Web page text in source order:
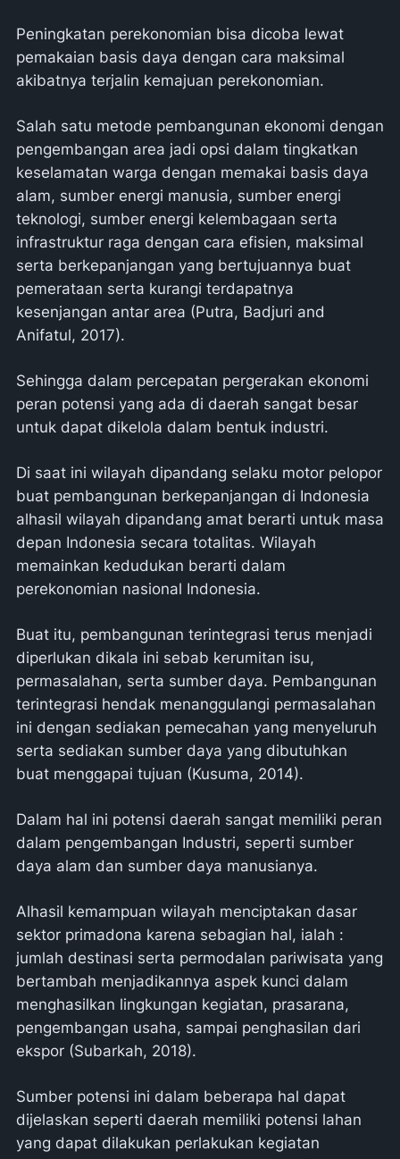
Peningkatan perekonomian bisa dicoba lewat
pemakaian basis daya dengan cara maksimal
akibatnya terjalin kemajuan perekonomian.
Salah satu metode pembangunan ekonomi dengan
pengembangan area jadi opsi dalam tingkatkan
keselamatan warga dengan memakai basis daya
alam, sumber energi manusia, sumber energi
teknologi, sumber energi kelembagaan serta
infrastruktur raga dengan cara efisien, maksimal
serta berkepanjangan yang bertujuannya buat
pemerataan serta kurangi terdapatnya
kesenjangan antar area (Putra, Badjuri and
Anifatul, 2017).
Sehingga dalam percepatan pergerakan ekonomi
peran potensi yang ada di daerah sangat besar
untuk dapat dikelola dalam bentuk industri.
Di saat ini wilayah dipandang selaku motor pelopor
buat pembangunan berkepanjangan di Indonesia
alhasil wilayah dipandang amat berarti untuk masa
depan Indonesia secara totalitas. Wilayah
memainkan kedudukan berarti dalam
perekonomian nasional Indonesia.
Buat itu, pembangunan terintegrasi terus menjadi
diperlukan dikala ini sebab kerumitan isu,
permasalahan, serta sumber daya. Pembangunan
terintegrasi hendak menanggulangi permasalahan
ini dengan sediakan pemecahan yang menyeluruh
serta sediakan sumber daya yang dibutuhkan
buat menggapai tujuan (Kusuma, 2014).
Dalam hal ini potensi daerah sangat memiliki peran
dalam pengembangan Industri, seperti sumber
daya alam dan sumber daya manusianya.
Alhasil kemampuan wilayah menciptakan dasar
sektor primadona karena sebagian hal, ialah :
jumlah destinasi serta permodalan pariwisata yang
bertambah menjadikannya aspek kunci dalam
menghasilkan lingkungan kegiatan, prasarana,
pengembangan usaha, sampai penghasilan dari
ekspor (Subarkah, 2018).
Sumber potensi ini dalam beberapa hal dapat
dijelaskan seperti daerah memiliki potensi lahan
yang dapat dilakukan perlakukan kegiatan